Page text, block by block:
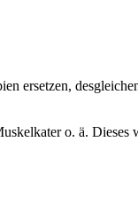
ersetzen,
o. ä. Dieses